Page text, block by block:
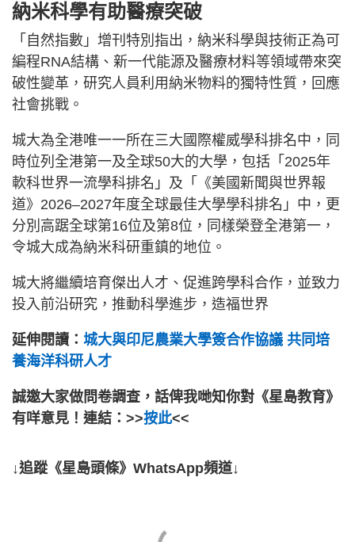
納米科學有助醫療突破
「自然指數」增刊特別指出，納米科學與技術正為可
編程RNA結構、新一代能源及醫療材料等領域帶來突
破性變革，研究人員利用納米物料的獨特性質，回應
社會挑戰。
城大為全港唯一一所在三大國際權威學科排名中，同
時位列全港第一及全球50大的大學，包括「2025年
軟科世界一流學科排名」及「《美國新聞與世界報
道》2026–2027年度全球最佳大學學科排名」中，更
分別高踞全球第16位及第8位，同樣榮登全港第一，
令城大成為納米科研重鎮的地位。
城大將繼續培育傑出人才、促進跨學科合作，並致力
投入前沿研究，推動科學進步，造福世界
延伸閱讀： 城大與印尼農業大學簽合作協議 共同培
養海洋科研人才
誠邀大家做問卷調查，話俾我哋知你對《星島教育》
有咩意見！連結：>>按此<<
↓追蹤《星島頭條》WhatsApp頻道↓